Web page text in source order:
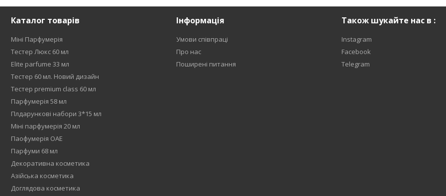
Каталог товарів
Міні Парфумерія
Тестер Люкс 60 мл
Elite parfume 33 мл
Тестер 60 мл. Новий дизайн
Тестер premium class 60 мл
Парфумерія 58 мл
Плдарункові набори 3*15 мл
Міні парфумерія 20 мл
Паофумерія ОАЕ
Парфуми 68 мл
Декоративна косметика
Азійська косметика
Доглядова косметика
Інформація
Умови співпраці
Про нас
Поширені питання
Також шукайте нас в :
Instagram
Facebook
Telegram